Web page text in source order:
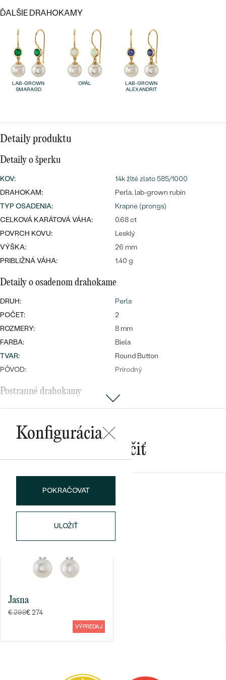
Najpredávanejšie
svadobné
PODĽA MATERIÁLU
ZLATO
Wave kolekcia
S DRAHOKAMAMI
S LAB GROWN DIAMANTMI
S PERLAMI
PERSONALIZOVANÉ
SYMBOLICKÉ
PODĽA PRÍLEŽITOSTI
PODĽA FARBY
PODĽA TVARU DRAHOKAMU
Bestsellery
Najpredávanejšie
náušnice
PREZRIEŤ
CENOVO DOSTUPNÉ
LUXUSNÉ
Personalizované
OBJAVIŤ
Najpredávanejšie
prstene
PREZRIEŤ
ĎALŠIE DRAHOKAMY
LAB-GROWN
SMARAGD
OPÁL
LAB-GROWN
ALEXANDRIT
Detaily produktu
Detaily o šperku
KOV:
14k žlté zlato 585/1000
DRAHOKAM:
Perla, lab-grown rubín
TYP OSADENIA:
Krapne (prongs)
CELKOVÁ KARÁTOVÁ VÁHA:
0.68 ct
POVRCH KOVU:
Lesklý
VÝŠKA:
26 mm
PRIBLIŽNÁ VÁHA:
1.40 g
Detaily o osadenom drahokame
DRUH:
Perla
POČET:
2
ROZMERY:
8 mm
FARBA:
Biela
TVAR:
Round Button
PÔVOD:
Prírodný
Postranné drahokamy
DRUH:
Lab-grown rubín
POČET:
KARÁTOVÁ VÁHA:
4 mm (0.34ct.)
FARBA:
Červená
Konfigurácia
POKRAČOVAT
ULOŽIŤ
Mohlo by sa vám páčiť
Jasna
€ 298€ 274
VÝPREDAJ